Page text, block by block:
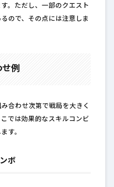
。ただし、一部のクエスト
ので、その点には注意しま
せ例
合わせ次第で戦局を大きく
では効果的なスキルコンビ
す。
ボ